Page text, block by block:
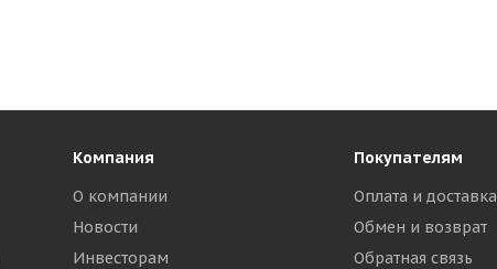
Компания
О компании
Новости
Инвесторам
Покупателям
Оплата и доставка
Обмен и возврат
Обратная связь